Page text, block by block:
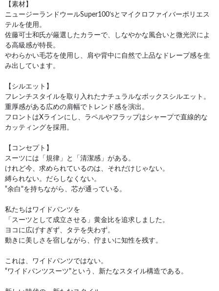
【素材】
ニュージーランドウールSuper100‘sとマイクロファイバーポリエス
テルを使用。
佐藤可士和氏が厳選したカラーで、しなやかな風合いと微光沢によ
る高級感が特長。
やわらかい毛芯を使用し、肩や背中に自然で上品なドレープ感を生
み出しています。
【シルエット】
フレンチスタイルを取り入れたナチュラルなボックスシルエット。
重厚感がある広めの肩幅でトレンド感を演出。
フロントはXラインにし、ラペルやフラップはシャープで直線的な
カッティングを採用。
【コンセプト】
スーツには「規律」と「清潔感」がある。
けれど今、求められているのは、それだけじゃない。
縛られない。だらしなくない。
“余白"を持ちながら、芯が通っている。
私たちはワイドパンツを
「スーツとして成立させる」黄金比を追求しました。
ヨコに広げすぎず、タテを失わず。
動きに美しさを宿しながら、佇まいに知性を残す。
これは、ワイドパンツではない。
“ワイドパンツスーツ"という、新たなスタイル構造である。